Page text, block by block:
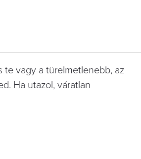
te vagy a türelmetlenebb, az
Ha utazol, váratlan